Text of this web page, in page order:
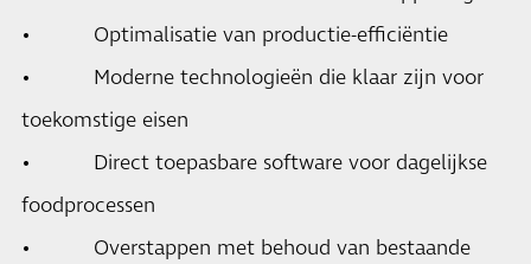
• Optimalisatie van productie-efficiëntie
• Moderne technologieën die klaar zijn voor
toekomstige eisen
• Direct toepasbare software voor dagelijkse
foodprocessen
• Overstappen met behoud van bestaande